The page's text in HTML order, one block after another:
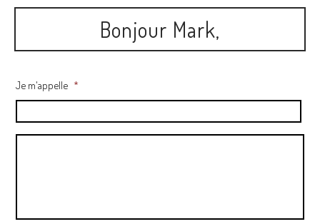
Bonjour Mark,
Je m'appelle *